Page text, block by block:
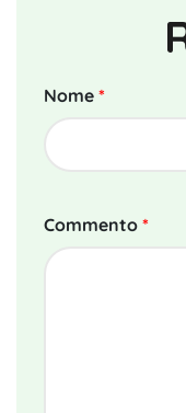
Nome *
Commento *